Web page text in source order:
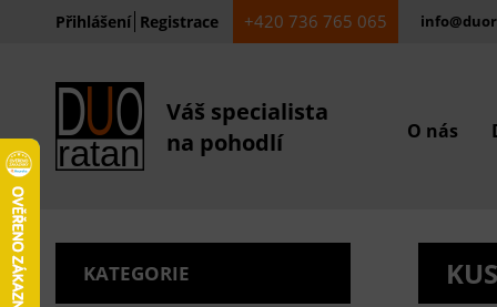
Přihlášení Registrace +420 736 765 065
Váš specialista
na pohodlí
O nás
KATEGORIE